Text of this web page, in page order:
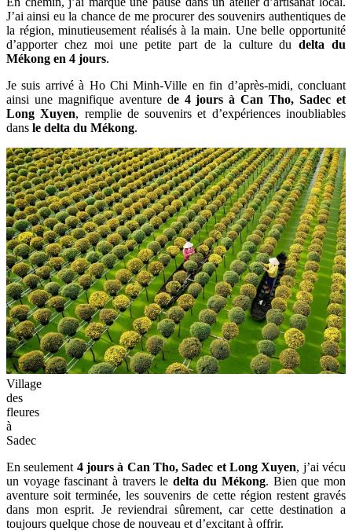
J’ai ainsi eu la chance de me procurer des souvenirs authentiques de
la région, minutieusement réalisés à la main. Une belle opportunité
d’apporter chez moi une petite part de la culture dudelta du
Mékong en 4 jours.
Je suis arrivé à Ho Chi Minh-Ville en fin d’après-midi, concluant
ainsi une magnifique aventure de 4 jours à Can Tho, Sadec et
Long Xuyen, remplie de souvenirs et d’expériences inoubliables
dans le delta du Mékong.
Village
des
fleures
à
Sadec
En seulement 4 jours à Can Tho, Sadec et Long Xuyen, j’ai vécu
un voyage fascinant à travers le delta du Mékong. Bien que mon
aventure soit terminée, les souvenirs de cette région restent gravés
dans mon esprit. Je reviendrai sûrement, car cette destination a
toujours quelque chose de nouveau et d’excitant à offrir.